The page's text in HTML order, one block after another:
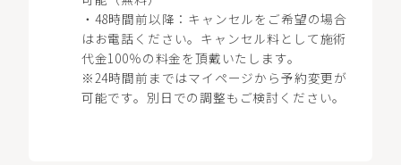
・48時間前以降：キャンセルをご希望の場合
はお電話ください。キャンセル料として施術
代金100％の料金を頂戴いたします。
※24時間前まではマイページから予約変更が
可能です。別日での調整もご検討ください。